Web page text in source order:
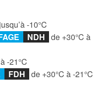
jusqu’à -10°C
NDH de +30°C à
-21°C
FDH de +30°C à -21°C